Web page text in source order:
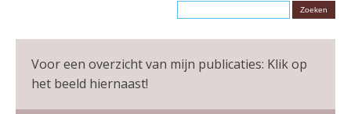
Voor een overzicht van mijn publicaties: Klik op
het beeld hiernaast!